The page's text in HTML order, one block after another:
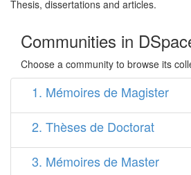
Thesis, dissertations and articles.
Communities in
Choose a community to browse its
1. Mémoires de Magister
2. Thèses de Doctorat
3. Mémoires de Master